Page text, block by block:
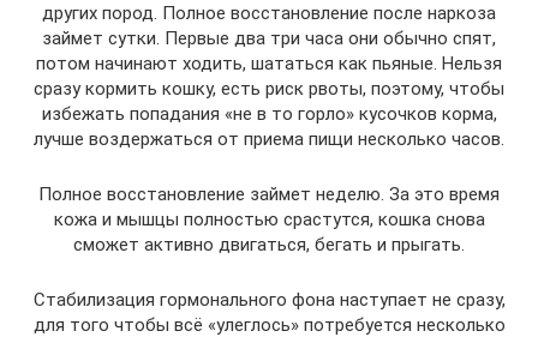
других пород. Полное восстановление после наркоза
займет сутки. Первые два три часа они обычно спят,
потом начинают ходить, шататься как пьяные. Нельзя
сразу кормить кошку, есть риск рвоты, поэтому, чтобы
избежать попадания «не в то горло» кусочков корма,
лучше воздержаться от приема пищи несколько часов.
Полное восстановление займет неделю. За это время
кожа и мышцы полностью срастутся, кошка снова
сможет активно двигаться, бегать и прыгать.
Стабилизация гормонального фона наступает не сразу,
для того чтобы всё «улеглось» потребуется несколько